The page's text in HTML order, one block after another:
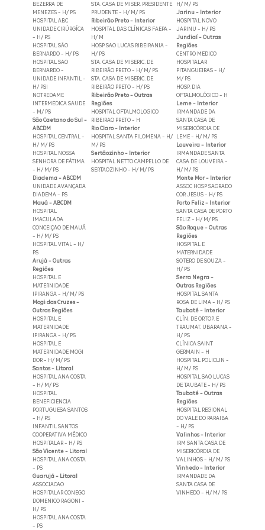
BEZERRA DE
MENEZES - H/ PS
HOSPITAL ABC
UNIDADE CIRÚRGÍCA
- H/ PS
HOSPITAL SÃO
BERNARDO - H/ PS
HOSPITAL SAO
BERNARDO -
UNIDADE INFANTIL -
H/ PSI
NOTREDAME
INTERMEDICA SAUDE
- M/ PS
São Caetano do Sul -
ABCDM
HOSPITAL CENTRAL -
H/ M/ PS
HOSPITAL NOSSA
SENHORA DE FÁTIMA
- H/ M/ PS
Diadema - ABCDM
UNIDADE AVANÇADA
DIADEMA - PS
Mauá - ABCDM
HOSPITAL
IMACULADA
CONCEIÇÃO DE MAUÁ
- H/ M/ PS
HOSPITAL VITAL - H/
PS
Arujá - Outras
Regiões
HOSPITAL E
MATERNIDADE
IPIRANGA - H/ M/ PS
Mogi das Cruzes -
Outras Regiões
HOSPITAL E
MATERNIDADE
IPIRANGA - H/ PS
HOSPITAL E
MATERNIDADE MOGI
DOR - H/ M/ PS
Santos - Litoral
HOSPITAL ANA COSTA
- H/ M/ PS
HOSPITAL
BENEFICIENCIA
PORTUGUESA SANTOS
- H/ PS
INFANTIL SANTOS
COOPERATIVA MÉDICO
HOSPITALAR - H/ PS
São Vicente - Litoral
HOSPITAL ANA COSTA
- PS
Guarujá - Litoral
ASSOCIACAO
HOSPITALAR CONEGO
DOMENICO RAGONI -
H/ PS
HOSPITAL ANA COSTA
- PS
STA. CASA DE MISER. PRESIDENTE
PRUDENTE - H/ M/ PS
Ribeirão Preto - Interior
HOSPITAL DAS CLÍNICAS FAEPA -
H/ M
HOSP SAO LUCAS RIBEIRANIA -
H/ PS
STA. CASA DE MISERIC. DE
RIBEIRÃO PRETO - H/ M/ PS
STA. CASA DE MISERIC. DE
RIBEIRÃO PRETO - H/ PS
Ribeirão Preto - Outras
Regiões
HOSPITAL OFTALMOLOGICO
RIBEIRAO PRETO - H
Rio Claro - Interior
HOSPITAL SANTA FILOMENA - H/
M/ PS
Sertãozinho - Interior
HOSPITAL NETTO CAMPELLO DE
SERTAOZINHO - H/ M/ PS
H/ M/ PS
Jarinu - Interior
HOSPITAL NOVO
JARINU - H/ PS
Jundiaí - Outras
Regiões
CENTRO MEDICO
HOSPITALAR
PITANGUEIRAS - H/
M/ PS
HOSP. DIA
OFTALMOLÓGICO - H
Leme - Interior
IRMANDADE DA
SANTA CASA DE
MISERICÓRDIA DE
LEME - H/ M/ PS
Louveira - Interior
IRMANDADE SANTA
CASA DE LOUVEIRA -
H/ M/ PS
Monte Mor - Interior
ASSOC HOSP SAGRADO
COR JESUS - H/ PS
Porto Feliz - Interior
SANTA CASA DE PORTO
FELIZ - H/ M/ PS
São Roque - Outras
Regiões
HOSPITAL E
MATERNIDADE
SOTERO DE SOUZA -
H/ PS
Serra Negra -
Outras Regiões
HOSPITAL SANTA
ROSA DE LIMA - H/ PS
Taubaté - Interior
CLÍN. DE ORTOP. E
TRAUMAT. UBARANA -
H/ PS
CLÍNICA SAINT
GERMAIN - H
HOSPITAL POLICLIN -
H/ M/ PS
HOSPITAL SAO LUCAS
DE TAUBATE - H/ PS
Taubaté - Outras
Regiões
HOSPITAL REGIONAL
DO VALE DO PARAIBA
- H/ PS
Valinhos - Interior
IRM SANTA CASA DE
MISERICÓRDIA DE
VALINHOS - H/ M/ PS
Vinhedo - Interior
IRMANDADE DA
SANTA CASA DE
VINHEDO - H/ M/ PS